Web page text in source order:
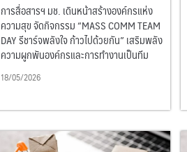
การสื่อสารฯ มช. เดินหน้าสร้างองค์กรแห่ง
ความสุข จัดกิจกรรม “MASS COMM TEAM
DAY รีชาร์จพลังใจ ก้าวไปด้วยกัน” เสริมพลัง
ความผูกพันองค์กรและการทำงานเป็นทีม
18/05/2026